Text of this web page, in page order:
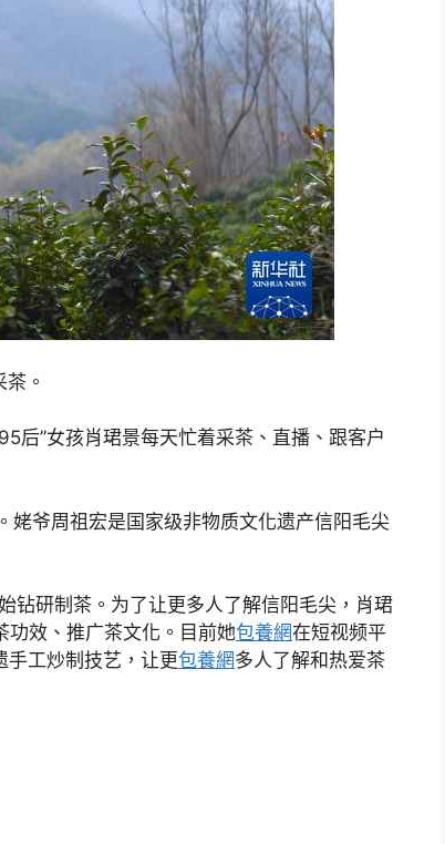
。
后”女孩肖珺景每天忙着采茶、直播、跟客户
爷周祖宏是国家级非物质文化遗产信阳毛尖
钻研制茶。为了让更多人了解信阳毛尖，肖珺
功效、推广茶文化。目前她包養網在短视频平
手工炒制技艺，让更包養網多人了解和热爱茶